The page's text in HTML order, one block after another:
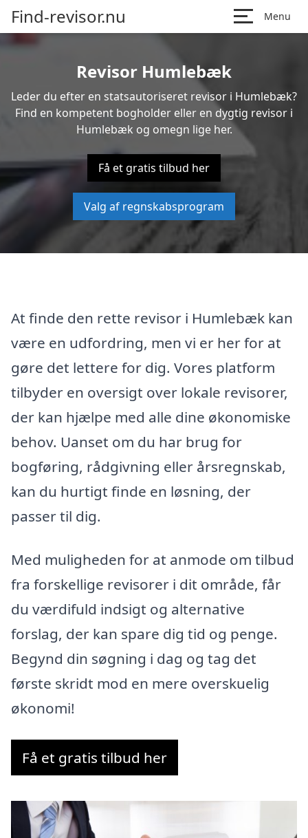
Find-revisor.nu Menu
Revisor Humlebæk
Leder du efter en statsautoriseret revisor i Humlebæk?
Find en kompetent bogholder eller en dygtig revisor i
Humlebæk og omegn lige her.
Få et gratis tilbud her
Valg af regnskabsprogram
At finde den rette revisor i Humlebæk kan
være en udfordring, men vi er her for at
gøre det lettere for dig. Vores platform
tilbyder en oversigt over lokale revisorer,
der kan hjælpe med alle dine økonomiske
behov. Uanset om du har brug for
bogføring, rådgivning eller årsregnskab,
kan du hurtigt finde en løsning, der
passer til dig.
Med muligheden for at anmode om tilbud
fra forskellige revisorer i dit område, får
du værdifuld indsigt og alternative
forslag, der kan spare dig tid og penge.
Begynd din søgning i dag og tag det
første skridt mod en mere overskuelig
økonomi!
Få et gratis tilbud her